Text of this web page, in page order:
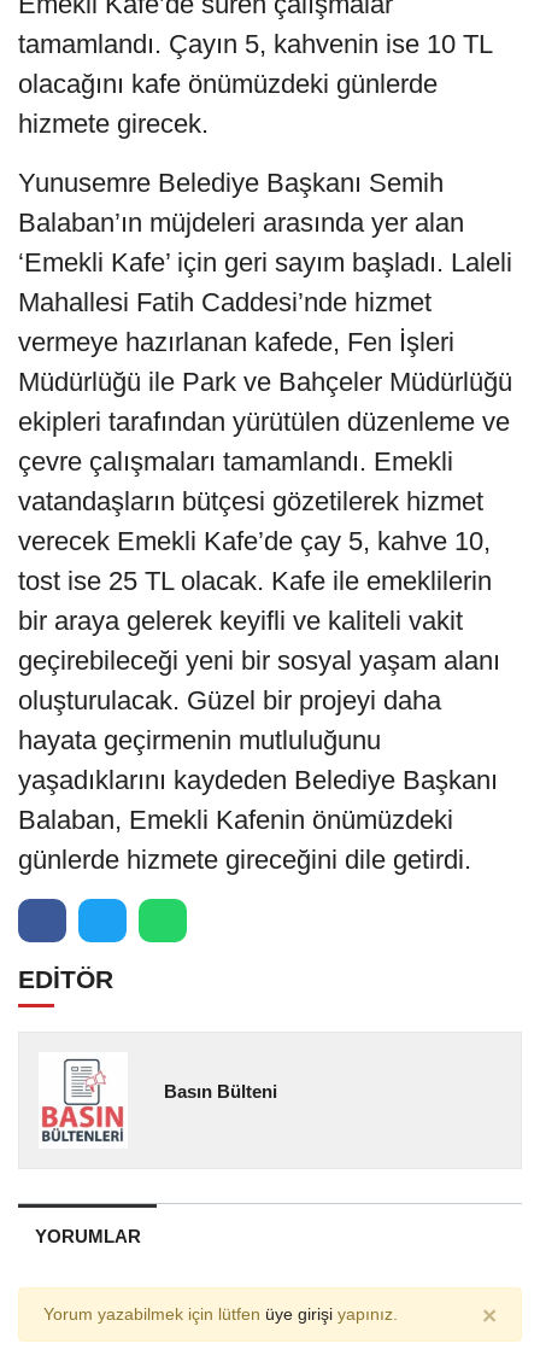
tamamlandı. Çayın 5, kahvenin ise 10 TL
olacağını kafe önümüzdeki günlerde
hizmete girecek.
Yunusemre Belediye Başkanı Semih
Balaban’ın müjdeleri arasında yer alan
‘Emekli Kafe’ için geri sayım başladı. Laleli
Mahallesi Fatih Caddesi’nde hizmet
vermeye hazırlanan kafede, Fen İşleri
Müdürlüğü ile Park ve Bahçeler Müdürlüğü
ekipleri tarafından yürütülen düzenleme ve
çevre çalışmaları tamamlandı. Emekli
vatandaşların bütçesi gözetilerek hizmet
verecek Emekli Kafe’de çay 5, kahve 10,
tost ise 25 TL olacak. Kafe ile emeklilerin
bir araya gelerek keyifli ve kaliteli vakit
geçirebileceği yeni bir sosyal yaşam alanı
oluşturulacak. Güzel bir projeyi daha
hayata geçirmenin mutluluğunu
yaşadıklarını kaydeden Belediye Başkanı
Balaban, Emekli Kafenin önümüzdeki
günlerde hizmete gireceğini dile getirdi.
EDİTÖR
Basın Bülteni
YORUMLAR
Yorum yazabilmek için lütfen üye girişi yapınız. ×